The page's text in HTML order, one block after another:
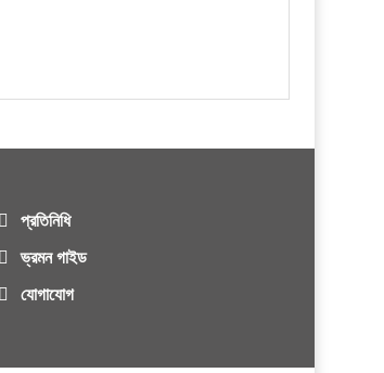
প্রতিনিধি
ভ্রমন গাইড
যোগাযোগ